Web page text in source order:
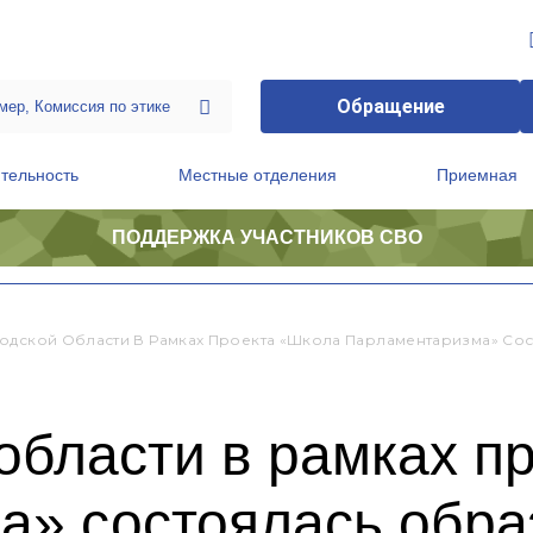
Обращение
Местные отделения Приемная
ПОДДЕРЖКА УЧАСТНИКОВ СВО
Области В Рамках Проекта «Школа Парламентаризма»
в рамках